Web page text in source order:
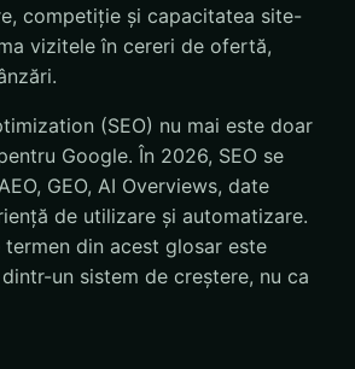
competiție și capacitatea site-
vizitele în cereri de ofertă,
(SEO) nu mai este doar
Google. În 2026, SEO se
GEO, AI Overviews, date
de utilizare și automatizare.
termen din acest glosar este
un sistem de creștere, nu ca